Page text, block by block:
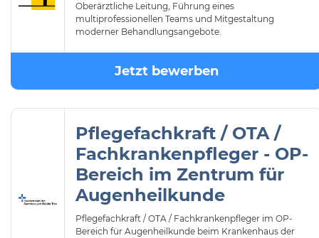
Oberärztliche Leitung, Führung eines
multiprofessionellen Teams und Mitgestaltung
moderner Behandlungsangebote.
Jetzt bewerben
Pflegefachkraft / OTA /
Fachkrankenpfleger - OP-
Bereich im Zentrum für
Augenheilkunde
Pflegefachkraft / OTA / Fachkrankenpfleger im OP-
Bereich für Augenheilkunde beim Krankenhaus der